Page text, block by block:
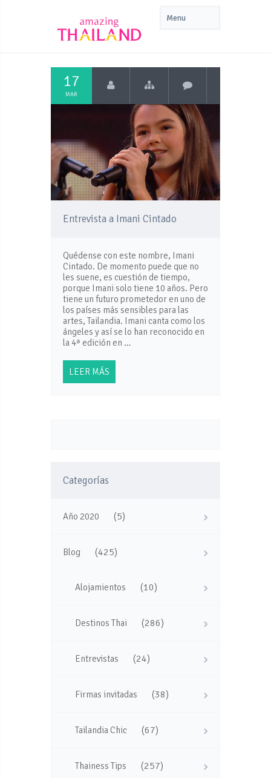
17
MAR
Entrevista a Imani Cintado
Quédense con este nombre, Imani
Cintado. De momento puede que no
les suene, es cuestión de tiempo,
porque Imani solo tiene 10 años. Pero
tiene un futuro prometedor en uno de
los países más sensibles para las
artes, Tailandia. Imani canta como los
ángeles y así se lo han reconocido en
la 4ª edición en …
LEER MÁS
Categorías
Año 2020 (5)
Blog (425)
Alojamientos (10)
Destinos Thai (286)
Entrevistas (24)
Firmas invitadas (38)
Tailandia Chic (67)
Thainess Tips (257)